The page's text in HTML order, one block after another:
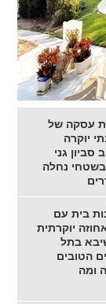
עסקה של
יוקרה
סביון גני
בשטחי נחלה
בית עם
יוקרתית
בתל
הטובים
ומה